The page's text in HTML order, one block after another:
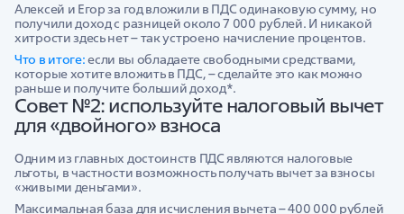
Алексей и Егор за год вложили в ПДС одинаковую сумму, но
получили доход с разницей около 7 000 рублей. И никакой
хитрости здесь нет – так устроено начисление процентов.
Что в итоге:если вы обладаете свободными средствами,
которые хотите вложить в ПДС, – сделайте это как можно
раньше и получите больший доход*.
Совет №2: используйте налоговый вычет
для «двойного» взноса
Одним из главных достоинств ПДС являются налоговые
льготы, в частности возможность получать вычет за взносы
«живыми деньгами».
Максимальная база для исчисления вычета – 400 000 рублей